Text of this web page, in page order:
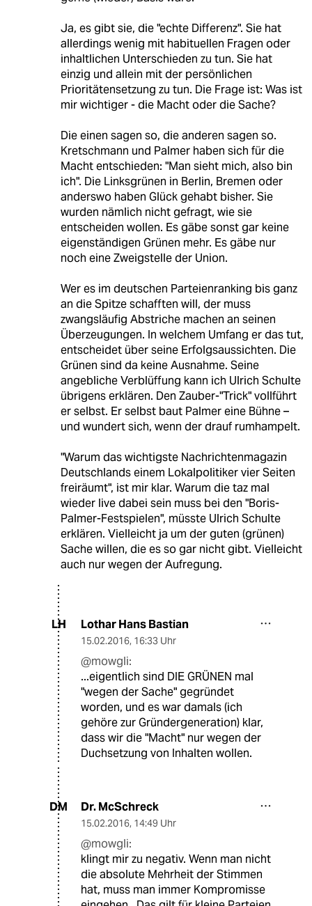
Ja, es gibt sie, die "echte Differenz". Sie hat
allerdings wenig mit habituellen Fragen oder
inhaltlichen Unterschieden zu tun. Sie hat
einzig und allein mit der persönlichen
Prioritätensetzung zu tun. Die Frage ist: Was ist
mir wichtiger - die Macht oder die Sache?
Die einen sagen so, die anderen sagen so.
Kretschmann und Palmer haben sich für die
Macht entschieden: "Man sieht mich, also bin
ich". Die Linksgrünen in Berlin, Bremen oder
anderswo haben Glück gehabt bisher. Sie
wurden nämlich nicht gefragt, wie sie
entscheiden wollen. Es gäbe sonst gar keine
eigenständigen Grünen mehr. Es gäbe nur
noch eine Zweigstelle der Union.
Wer es im deutschen Parteienranking bis ganz
an die Spitze schafften will, der muss
zwangsläufig Abstriche machen an seinen
Überzeugungen. In welchem Umfang er das tut,
entscheidet über seine Erfolgsaussichten. Die
Grünen sind da keine Ausnahme. Seine
angebliche Verblüffung kann ich Ulrich Schulte
übrigens erklären. Den Zauber-"Trick" vollführt
er selbst. Er selbst baut Palmer eine Bühne –
und wundert sich, wenn der drauf rumhampelt.
"Warum das wichtigste Nachrichtenmagazin
Deutschlands einem Lokalpolitiker vier Seiten
freiräumt", ist mir klar. Warum die taz mal
wieder live dabei sein muss bei den "Boris-
Palmer-Festspielen", müsste Ulrich Schulte
erklären. Vielleicht ja um der guten (grünen)
Sache willen, die es so gar nicht gibt. Vielleicht
auch nur wegen der Aufregung.
LH Lothar Hans Bastian
15.02.2016, 16:33 Uhr
@mowgli:
...eigentlich sind DIE GRÜNEN mal
"wegen der Sache" gegründet
worden, und es war damals (ich
gehöre zur Gründergeneration) klar,
dass wir die "Macht" nur wegen der
Duchsetzung von Inhalten wollen.
DM Dr. McSchreck
15.02.2016, 14:49 Uhr
@mowgli:
klingt mir zu negativ. Wenn man nicht
die absolute Mehrheit der Stimmen
hat, muss man immer Kompromisse